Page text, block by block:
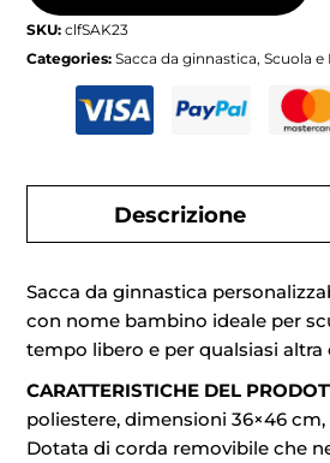
SKU:clfSAK23
Categories:Sacca da ginnastica,Scuola e
Descrizione
Sacca da ginnastica
con nome bambino ideale per
tempo libero e per qualsiasi altra
CARATTERISTICHE DEL
poliestere, dimensioni 36×46 cm,
Dotata di corda removibile che